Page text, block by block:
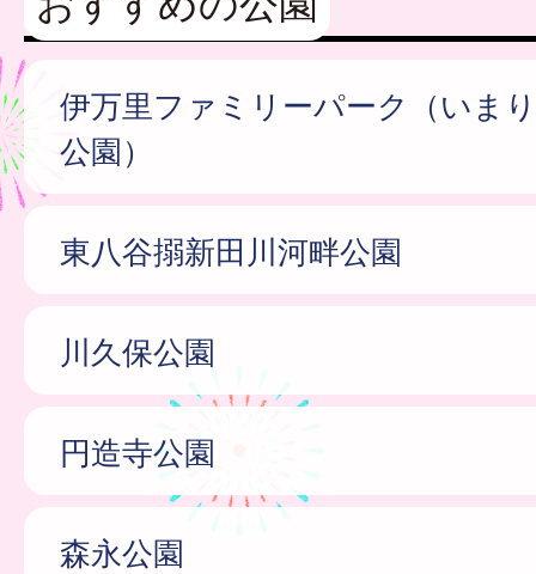
伊万里ファミリーパーク（いま
公園）
東八谷搦新田川河畔公園
川久保公園
円造寺公園
森永公園